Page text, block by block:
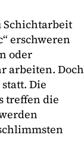
Schichtarbeit
erschweren
oder
arbeiten. Doch
Die
treffen die